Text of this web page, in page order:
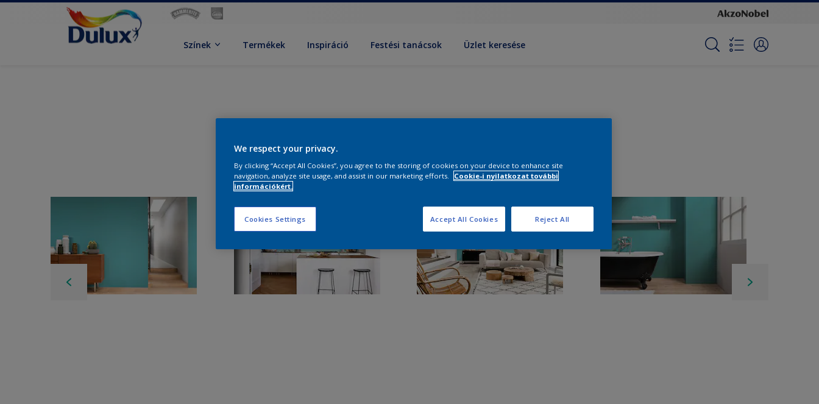
Színek Termékek Inspiráció Festési tanácsok Üzlet keresése
We respect your privacy.
By clicking “Accept All Cookies”, you agree to the storing of cookies on your device to enhance site
navigation, analyze site usage, and assist in our marketing efforts.
Cookie-i nyilatkozat további
információkért.
Cookies Settings Reject All
Accept All Cookies